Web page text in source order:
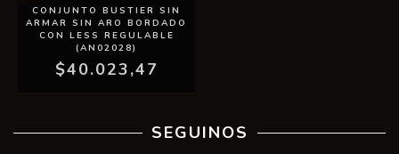
CONJUNTO BUSTIER SIN
ARMAR SIN ARO BORDADO
CON LESS REGULABLE
(AN02028)
$40.023,47
SEGUINOS